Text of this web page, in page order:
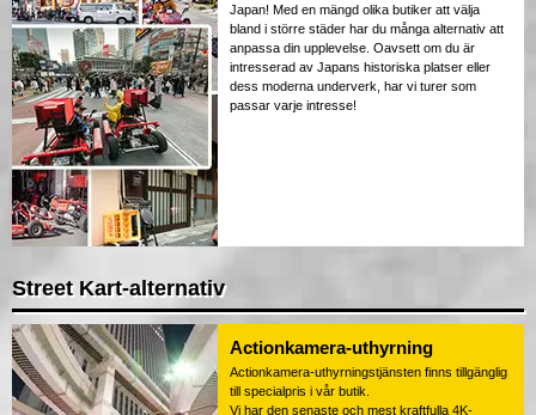
Japan! Med en mängd olika butiker att välja
bland i större städer har du många alternativ att
anpassa din upplevelse. Oavsett om du är
intresserad av Japans historiska platser eller
dess moderna underverk, har vi turer som
passar varje intresse!
Street Kart-alternativ
Actionkamera-uthyrning
Actionkamera-uthyrningstjänsten finns tillgänglig
till specialpris i vår butik.
Vi har den senaste och mest kraftfulla 4K-